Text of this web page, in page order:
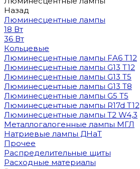
Назад
Люминесцентные лампы
18 Вт
36 Вт
Кольцевые
Люминесцентные лампы FA6 T12
Люминесцентные лампы G13 T12
Люминесцентные лампы G13 T5
Люминесцентные лампы G13 T8
Люминесцентные лампы G5 T5
Люминесцентные лампы R17d T12
Люминесцентные лампы T2 W4,3
Металлогалогенные лампы МГЛ
Натриевые лампы ДНаТ
Прочее
Распределительные щиты
Расходные материалы